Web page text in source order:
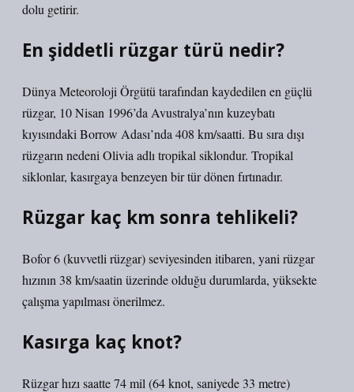
dolu getirir.
En şiddetli rüzgar türü nedir?
Dünya Meteoroloji Örgütü tarafından kaydedilen en güçlü
rüzgar, 10 Nisan 1996’da Avustralya’nın kuzeybatı
kıyısındaki Borrow Adası’nda 408 km/saatti. Bu sıra dışı
rüzgarın nedeni Olivia adlı tropikal siklondur. Tropikal
siklonlar, kasırgaya benzeyen bir tür dönen fırtınadır.
Rüzgar kaç km sonra tehlikeli?
Bofor 6 (kuvvetli rüzgar) seviyesinden itibaren, yani rüzgar
hızının 38 km/saatin üzerinde olduğu durumlarda, yüksekte
çalışma yapılması önerilmez.
Kasırga kaç knot?
Rüzgar hızı saatte 74 mil (64 knot, saniyede 33 metre)